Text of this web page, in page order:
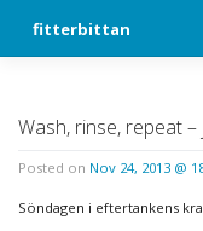
fitterbittan
Wash, rinse, repeat
Posted on Nov 24, 2013 @
Söndagen i eftertankens